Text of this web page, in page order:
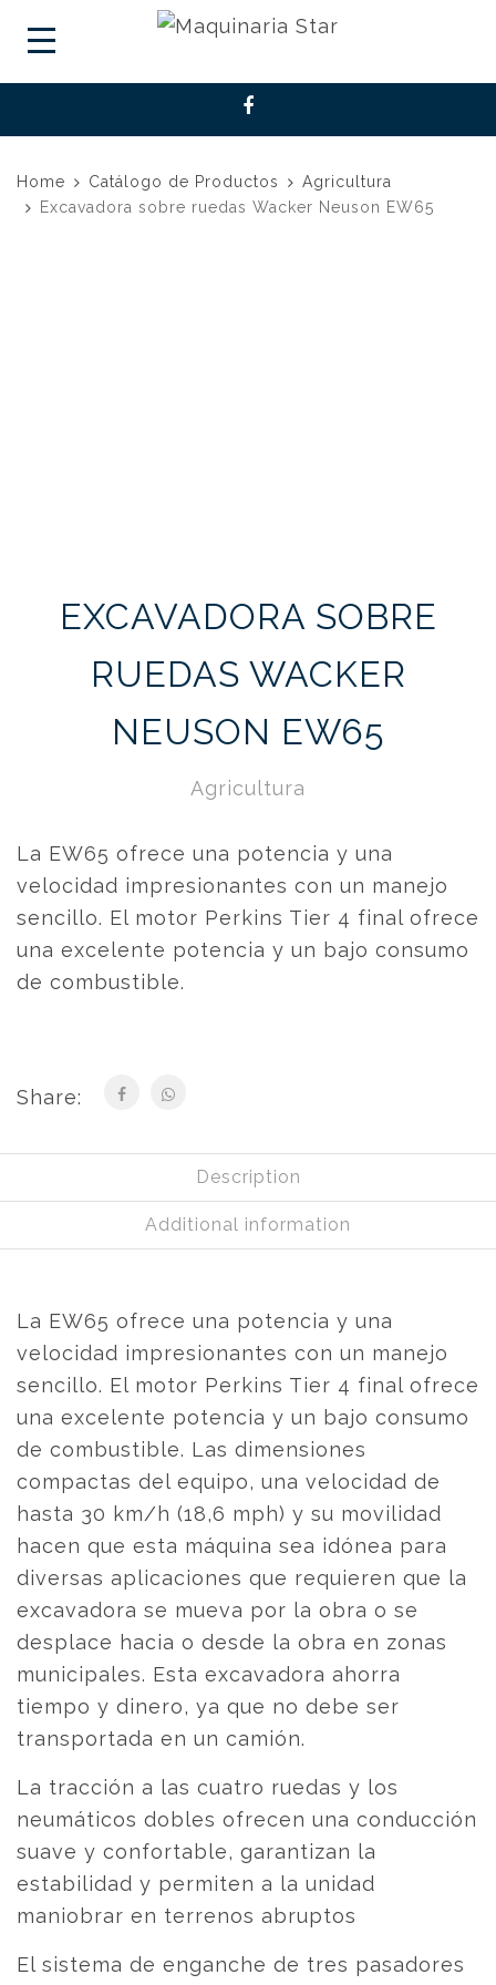
Home Catálogo de Productos
Agricultura
Excavadora sobre ruedas Wacker Neuson EW65
EXCAVADORA SOBRE
RUEDAS WACKER
NEUSON EW65
Agricultura
La EW65 ofrece una potencia y una
velocidad impresionantes con un manejo
sencillo. El motor Perkins Tier 4 final ofrece
una excelente potencia y un bajo consumo
de combustible.
Share:
Description
Additional information
La EW65 ofrece una potencia y una
velocidad impresionantes con un manejo
sencillo. El motor Perkins Tier 4 final ofrece
una excelente potencia y un bajo consumo
de combustible. Las dimensiones
compactas del equipo, una velocidad de
hasta 30 km/h (18,6 mph) y su movilidad
hacen que esta máquina sea idónea para
diversas aplicaciones que requieren que la
excavadora se mueva por la obra o se
desplace hacia o desde la obra en zonas
municipales. Esta excavadora ahorra
tiempo y dinero, ya que no debe ser
transportada en un camión.
La tracción a las cuatro ruedas y los
neumáticos dobles ofrecen una conducción
suave y confortable, garantizan la
estabilidad y permiten a la unidad
maniobrar en terrenos abruptos
El sistema de enganche de tres pasadores